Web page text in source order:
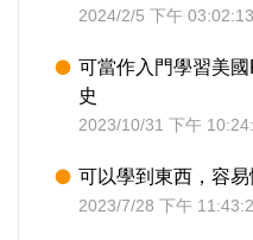
2024/2/5 下午 03:02:13
可當作入門學習美
史
2023/10/31 下午
可以學到東西，容易
2023/7/28 下午